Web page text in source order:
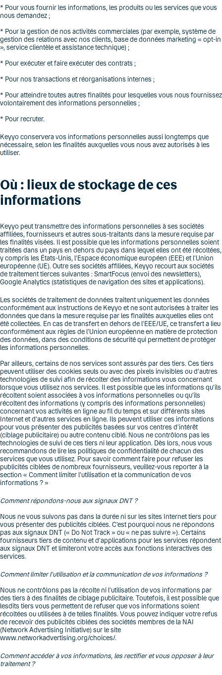
* Pour vous fournir les informations, les produits ou les services que vous
nous demandez ;
* Pour la gestion de nos activités commerciales (par exemple, système de
gestion des relations avec nos clients, base de données marketing « opt-in
», service clientèle et assistance technique) ;
* Pour exécuter et faire exécuter des contrats ;
* Pour nos transactions et réorganisations internes ;
* Pour atteindre toutes autres finalités pour lesquelles vous nous fournissez
volontairement des informations personnelles ;
* Pour recruter.
Keyyo conservera vos informations personnelles aussi longtemps que
nécessaire, selon les finalités auxquelles vous nous avez autorisés à les
utiliser.
Où : lieux de stockage de ces
informations
Keyyo peut transmettre des informations personnelles à ses sociétés
affiliées, fournisseurs et autres sous-traitants dans la mesure requise par
les finalités visées. Il est possible que les informations personnelles soient
traitées dans un pays en dehors du pays dans lequel elles ont été récoltées,
y compris les États-Unis, l’Espace économique européen (EEE) et l’Union
européenne (UE). Outre ses sociétés affiliées, Keyyo recourt aux sociétés
de traitement tierces suivantes : SmartFocus (envoi des newsletters),
Google Analytics (statistiques de navigation des sites et applications).
Les sociétés de traitement de données traitent uniquement les données
conformément aux instructions de Keyyo et ne sont autorisées à traiter les
données que dans la mesure requise par les finalités auxquelles elles ont
été collectées. En cas de transfert en dehors de l’EEE/UE, ce transfert a lieu
conformément aux règles de l’Union européenne en matière de protection
des données, dans des conditions de sécurité qui permettent de protéger
les informations personnelles.
Par ailleurs, certains de nos services sont assurés par des tiers. Ces tiers
peuvent utiliser des cookies seuls ou avec des pixels invisibles ou d’autres
technologies de suivi afin de récolter des informations vous concernant
lorsque vous utilisez nos services. Il est possible que les informations qu’ils
récoltent soient associées à vos informations personnelles ou qu’ils
récoltent des informations (y compris des informations personnelles)
concernant vos activités en ligne au fil du temps et sur différents sites
Internet et d’autres services en ligne. Ils peuvent utiliser ces informations
pour vous présenter des publicités basées sur vos centres d’intérêt
(ciblage publicitaire) ou autre contenu ciblé. Nous ne contrôlons pas les
technologies de suivi de ces tiers ni leur application. Dès lors, nous vous
recommandons de lire les politiques de confidentialité de chacun des
services que vous utilisez. Pour savoir comment faire pour refuser les
publicités ciblées de nombreux fournisseurs, veuillez-vous reporter à la
section « Comment limiter l’utilisation et la communication de vos
informations ? »
Comment répondons-nous aux signaux DNT ?
Nous ne vous suivons pas dans la durée ni sur les sites Internet tiers pour
vous présenter des publicités ciblées. C’est pourquoi nous ne répondons
pas aux signaux DNT (« Do Not Track » ou « ne pas suivre »). Certains
fournisseurs tiers de contenu et d’applications pour les services répondent
aux signaux DNT et limiteront votre accès aux fonctions interactives des
services.
Comment limiter l’utilisation et la communication de vos informations ?
Nous ne contrôlons pas la récolte ni l’utilisation de vos informations par
des tiers à des finalités de ciblage publicitaire. Toutefois, il est possible que
lesdits tiers vous permettent de refuser que vos informations soient
récoltées ou utilisées à de telles finalités. Vous pouvez indiquer votre refus
de recevoir des publicités ciblées des sociétés membres de la NAI
(Network Advertising Initiative) sur le site
www.networkadvertising.org/choices/.
Comment accéder à vos informations, les rectifier et vous opposer à leur
traitement ?